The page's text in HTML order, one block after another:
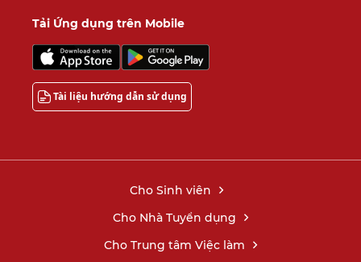
Tải Ứng dụng trên Mobile
Tài liệu hướng dẫn sử dụng
Cho Sinh viên
Cho Nhà Tuyển dụng
Cho Trung tâm Việc làm